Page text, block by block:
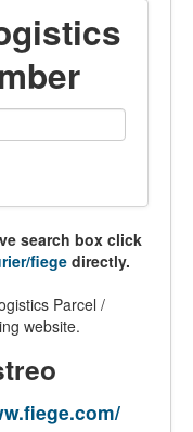
search box click
fiege directly.
Parcel /
website.